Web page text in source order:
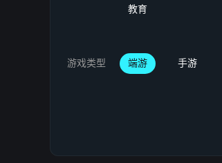
教育
游戏类型 端游 手游